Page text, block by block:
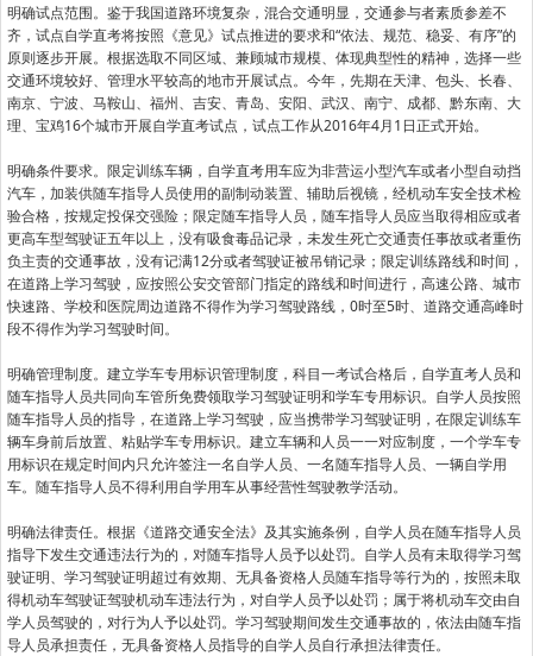
明确试点范围。鉴于我国道路环境复杂，混合交通明显，交通参与者素质参差不
齐，试点自学直考将按照《意见》试点推进的要求和“依法、规范、稳妥、有序”的
原则逐步开展。根据选取不同区域、兼顾城市规模、体现典型性的精神，选择一些
交通环境较好、管理水平较高的地市开展试点。今年，先期在天津、包头、长春、
南京、宁波、马鞍山、福州、吉安、青岛、安阳、武汉、南宁、成都、黔东南、大
理、宝鸡16个城市开展自学直考试点，试点工作从2016年4月1日正式开始。
明确条件要求。限定训练车辆，自学直考用车应为非营运小型汽车或者小型自动挡
汽车，加装供随车指导人员使用的副制动装置、辅助后视镜，经机动车安全技术检
验合格，按规定投保交强险；限定随车指导人员，随车指导人员应当取得相应或者
更高车型驾驶证五年以上，没有吸食毒品记录，未发生死亡交通责任事故或者重伤
负主责的交通事故，没有记满12分或者驾驶证被吊销记录；限定训练路线和时间，
在道路上学习驾驶，应按照公安交管部门指定的路线和时间进行，高速公路、城市
快速路、学校和医院周边道路不得作为学习驾驶路线，0时至5时、道路交通高峰时
段不得作为学习驾驶时间。
明确管理制度。建立学车专用标识管理制度，科目一考试合格后，自学直考人员和
随车指导人员共同向车管所免费领取学习驾驶证明和学车专用标识。自学人员按照
随车指导人员的指导，在道路上学习驾驶，应当携带学习驾驶证明，在限定训练车
辆车身前后放置、粘贴学车专用标识。建立车辆和人员一一对应制度，一个学车专
用标识在规定时间内只允许签注一名自学人员、一名随车指导人员、一辆自学用
车。随车指导人员不得利用自学用车从事经营性驾驶教学活动。
明确法律责任。根据《道路交通安全法》及其实施条例，自学人员在随车指导人员
指导下发生交通违法行为的，对随车指导人员予以处罚。自学人员有未取得学习驾
驶证明、学习驾驶证明超过有效期、无具备资格人员随车指导等行为的，按照未取
得机动车驾驶证驾驶机动车违法行为，对自学人员予以处罚；属于将机动车交由自
学人员驾驶的，对行为人予以处罚。学习驾驶期间发生交通事故的，依法由随车指
导人员承担责任，无具备资格人员指导的自学人员自行承担法律责任。